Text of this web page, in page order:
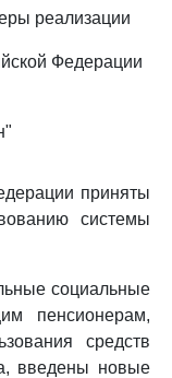
реализации
Федерации
приняты
системы
социальные
пенсионерам,
средств
введены новые